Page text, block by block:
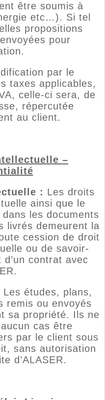
être soumis à
etc…). Si tel
propositions
pour
par le
taxes applicables,
celle-ci sera, de
répercutée
au client.
–
: Les droits
ainsi que le
les documents
livrés demeurent la
cession de droit
ou de savoir-
contrat avec
Les études, plans,
remis ou envoyés
sa propriété. Ils ne
cas être
par le client sous
sans autorisation
d’ALASER.